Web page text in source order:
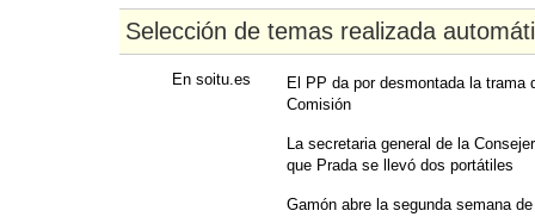
Selección de temas realizada
En soitu.es
El PP da por desmontada la trama
Comisión
La secretaria general de la
que Prada se llevó dos portátiles
Gamón abre la segunda semana